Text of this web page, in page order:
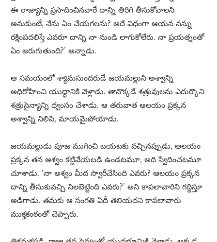
ఈ రాజ్యాన్ని ప్రసాదించినవారే దాన్ని తిరిగి తీసుకోవాలని
అనుకుంటే, నేను ఏం చేయగలను? అదే విధంగా ఆయన నన్ను
రక్షింపదలిస్తే ఎవరూ దాన్ని నా నుండి లాగుకోలేరు. నా ప్రయత్నంతో
ఏం జరుగుతుంది?’ అన్నాడు.
ఆ సమయంలో శ్యామసుందరుడే జయమల్లుని అశ్వాన్ని
అధిరోహించి యుద్ధానికి వెళ్లాడు. తానొక్కడే శత్రువులను ఎదుర్కొని
శత్రుసైన్యాన్ని ధ్వంసం చేశాడు. ఆ తరువాత ఆలయం ప్రక్కన
అశ్వాన్ని నిలిపి, మాయమైపోయాడు.
జయమల్లుడు పూజ ముగించి బయటకు వచ్చినప్పుడు, ఆలయం
ప్రక్కన తన అశ్వం కట్టివేయబడి ఉండటమూ, అది స్వేదించటమూ
చూశాడు. ‘నా అశ్వం మీద స్వారీచేసింది ఎవరు? ఆలయం ప్రక్కన
దాన్ని తీసుకువచ్చి నిలబెట్టింది ఎవరు?’ అని కాపలావారిని గద్దిస్తూ
అడిగాడు. తమకు ఆ సంగతి ఏదీ తెలియదని కాపలావారు
ముక్తకంఠంతో చెప్పారు.